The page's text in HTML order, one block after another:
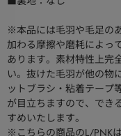
※本品には毛羽や毛足の
加わる摩擦や磨耗によっ
あります。素材特性上完
い。抜けた毛羽が他の物
ットブラシ・粘着テープ
が目立ちますので、でき
すめいたします。
※こちらの商品のL/PNKは